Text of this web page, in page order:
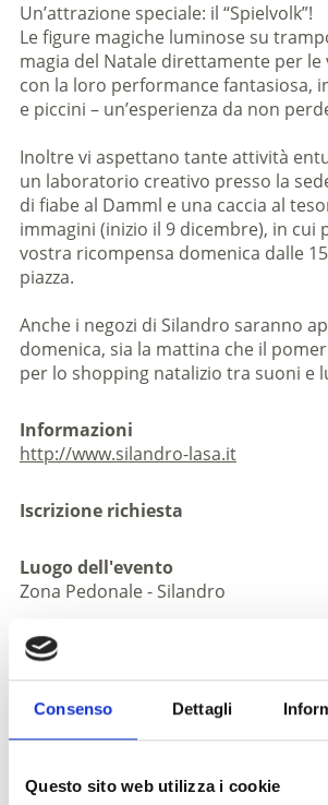
Consenso Dettagli
Questo sito web utilizza i cookie
Un’attrazione speciale: il “Spielvolk”!
Le figure magiche luminose su
magia del Natale direttamente per le
con la loro performance fantasiosa,
e piccini – un’esperienza da non
Inoltre vi aspettano tante attività
un laboratorio creativo presso la
di fiabe al Damml e una caccia al
immagini (inizio il 9 dicembre), in
vostra ricompensa domenica dalle
piazza.
Anche i negozi di Silandro saranno
domenica, sia la mattina che il
per lo shopping natalizio tra suoni e
Informazioni
http://www.silandro-lasa.it
Iscrizione richiesta
Luogo dell'evento
Zona Pedonale - Silandro
Organizzatore
Silandro 39028
info@schlanders-laas.it
Tel.+39 0473 730155